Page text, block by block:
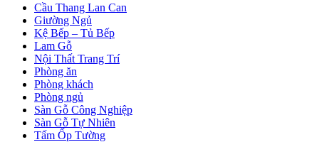
Cầu Thang Lan Can
Giường Ngủ
Kệ Bếp – Tủ Bếp
Lam Gỗ
Nội Thất Trang Trí
Phòng ăn
Phòng khách
Phòng ngủ
Sàn Gỗ Công Nghiệp
Sàn Gỗ Tự Nhiên
Tấm Ốp Tường